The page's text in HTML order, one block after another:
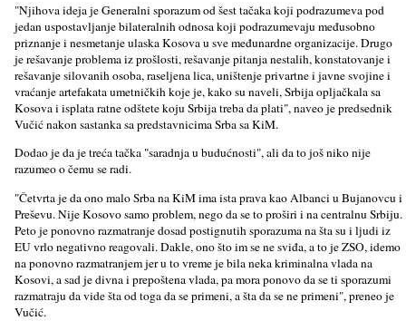
"Nјihova ideja je Generalni sporazum od šest tačaka koji podrazumeva pod
jedan uspostavlјanje bilateralnih odnosa koji podrazumevaju međusobno
priznanje i nesmetanje ulaska Kosova u sve međunardne organizacije. Drugo
je rešavanje problema iz prošlosti, rešavanje pitanja nestalih, konstatovanje i
rešavanje silovanih osoba, raselјena lica, uništenje privartne i javne svojine i
vraćanje artefakata umetničkih koje je, kako su naveli, Srbija oplјačkala sa
Kosova i isplata ratne odštete koju Srbija treba da plati", naveo je predsednik
Vučić nakon sastanka sa predstavnicima Srba sa KiM.
Dodao je da je treća tačka "saradnja u budućnosti", ali da to još niko nije
razumeo o čemu se radi.
"Četvrta je da ono malo Srba na KiM ima ista prava kao Albanci u Bujanovcu i
Preševu. Nije Kosovo samo problem, nego da se to proširi i na centralnu Srbiju.
Peto je ponovno razmatranje dosad postignutih sporazuma na šta su i lјudi iz
EU vrlo negativno reagovali. Dakle, ono što im se ne sviđa, a to je ZSO, idemo
na ponovno razmatranjem jer u to vreme je bila neka kriminalna vlada na
Kosovi, a sad je divna i prepoštena vlada, pa mora ponovo da se ti sporazumi
razmatraju da vide šta od toga da se primeni, a šta da se ne primeni", preneo je
Vučić.